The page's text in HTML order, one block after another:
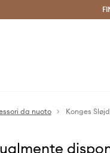
Risparmia con Answear Club >
da nuoto Konges